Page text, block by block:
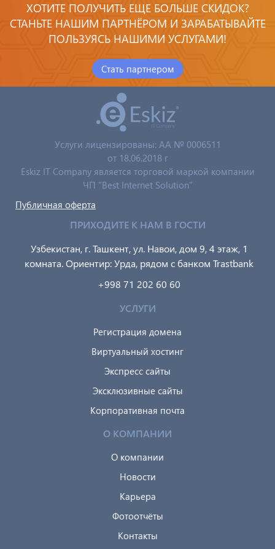
ХОТИТЕ ПОЛУЧИТЬ ЕЩЕ БОЛЬШЕ СКИДОК?
СТАНЬТЕ НАШИМ ПАРТНЁРОМ И ЗАРАБАТЫВАЙТЕ
ПОЛЬЗУЯСЬ НАШИМИ УСЛУГАМИ!
Стать партнером
Услуги лицензированы: AA № 0006511
от 18.06.2018 г
Eskiz IT Company является торговой маркой компании
ЧП "Best Internet Solution"
Публичная оферта
ПРИХОДИТЕ К НАМ В ГОСТИ
Узбекистан, г. Ташкент, ул. Навои, дом 9, 4 этаж, 1
комната. Ориентир: Урда, рядом с банком Trastbank
+998 71 202 60 60
УСЛУГИ
Регистрация домена
Виртуальный хостинг
Экспресс сайты
Эксклюзивные сайты
Корпоративная почта
О КОМПАНИИ
О компании
Новости
Карьера
Фотоотчёты
Контакты